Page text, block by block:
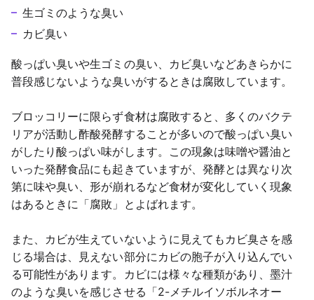
生ゴミのような臭い
カビ臭い
酸っぱい臭いや生ゴミの臭い、カビ臭いなどあきらかに
普段感じないような臭いがするときは腐敗しています。
ブロッコリーに限らず食材は腐敗すると、多くのバクテ
リアが活動し酢酸発酵することが多いので酸っぱい臭い
がしたり酸っぱい味がします。この現象は味噌や醤油と
いった発酵食品にも起きていますが、発酵とは異なり次
第に味や臭い、形が崩れるなど食材が変化していく現象
はあるときに「腐敗」とよばれます。
また、カビが生えていないように見えてもカビ臭さを感
じる場合は、見えない部分にカビの胞子が入り込んでい
る可能性があります。カビには様々な種類があり、墨汁
のような臭いを感じさせる「2-メチルイソボルネオー